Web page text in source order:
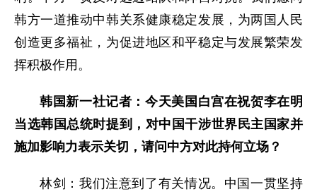
韩方一道推动中韩关系健康稳定发展，为两国人民
创造更多福祉，为促进地区和平稳定与发展繁荣发
挥积极作用。
韩国新一社记者：今天美国白宫在祝贺李在明
当选韩国总统时提到，对中国干涉世界民主国家并
施加影响力表示关切，请问中方对此持何立场？
林剑：我们注意到了有关情况。中国一贯坚持